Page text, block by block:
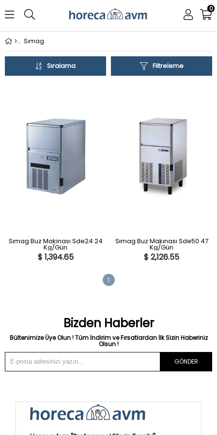
0
Sımag
Filtreleme
Sıralama
Sımag Buz Makinası Sde24 24
Kg/Gün
$ 1,394.65
Sımag Buz Makınası Sde50 47
Kg/Gün
$ 2,126.55
1
Bizden Haberler
Bültenimize Üye Olun ! Tüm İndirim ve Fırsatlardan İlk Sizin Haberiniz
Olsun !
GÖNDER